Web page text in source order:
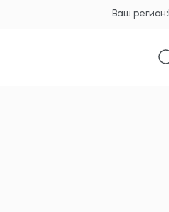
Ваш регион: